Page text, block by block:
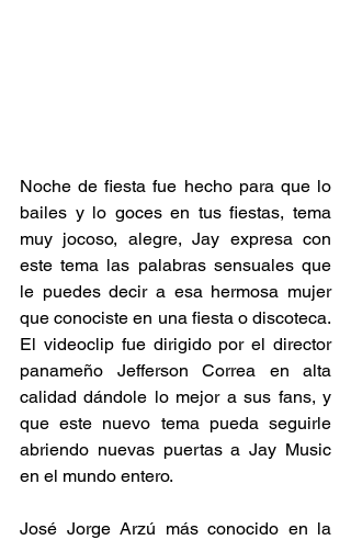
Noche de fiesta fue hecho para que lo
bailes y lo goces en tus fiestas, tema
muy jocoso, alegre, Jay expresa con
este tema las palabras sensuales que
le puedes decir a esa hermosa mujer
que conociste en una fiesta o discoteca.
El videoclip fue dirigido por el director
panameño Jefferson Correa en alta
calidad dándole lo mejor a sus fans, y
que este nuevo tema pueda seguirle
abriendo nuevas puertas a Jay Music
en el mundo entero.
José Jorge Arzú más conocido en la